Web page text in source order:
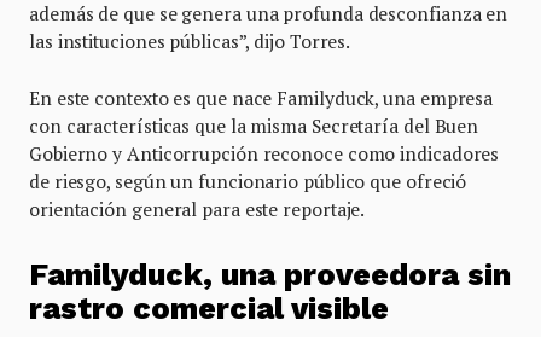
además de que se genera una profunda desconfianza en
las instituciones públicas”, dijo Torres.
En este contexto es que nace Familyduck, una empresa
con características que la misma Secretaría del Buen
Gobierno y Anticorrupción reconoce como indicadores
de riesgo, según un funcionario público que ofreció
orientación general para este reportaje.
Familyduck, una proveedora sin
rastro comercial visible